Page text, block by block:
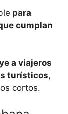
para
cumplan
a viajeros
turísticos,
cortos.